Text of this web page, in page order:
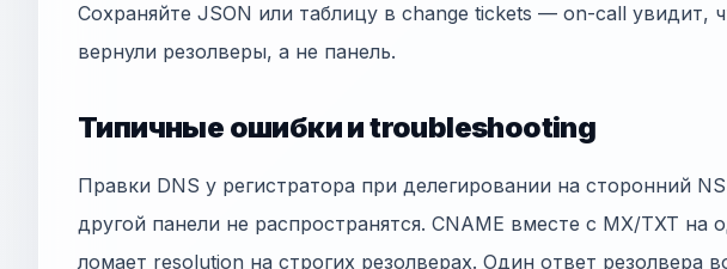
Сохраняйте JSON или таблицу в change tickets — on-call увидит,
вернули резолверы, а не панель.
Типичные ошибки и troubleshooting
Правки DNS у регистратора при делегировании на сторонний
другой панели не распространятся. CNAME вместе с MX/TXT на
ломает resolution на строгих резолверах. Один ответ резолвера